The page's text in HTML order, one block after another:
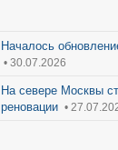
Началось
• 30.07.2026
На севере Москвы
реновации •